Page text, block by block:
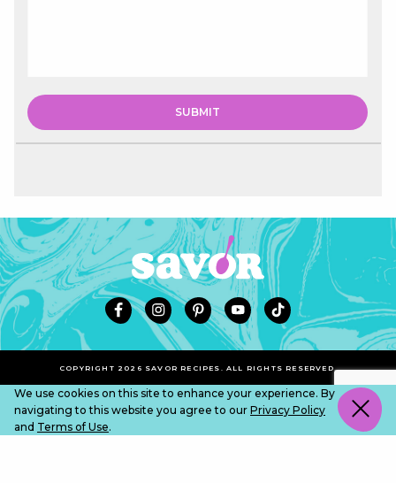
COPYRIGHT 2026 SAVOR RECIPES. ALL RIGHTS RESERVED.
We use cookies on this site to enhance your experience. By
navigating to this website you agree to our Privacy Policy
and Terms of Use.